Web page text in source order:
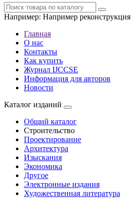
Например: Например реконструкция
Главная
О нас
Контакты
Как купить
Журнал IJCCSE
Информация для авторов
Новости
Каталог изданий
Общий каталог
Строительство
Проектирование
Архитектура
Изыскания
Экономика
Другое
Электронные издания
Художественная литература